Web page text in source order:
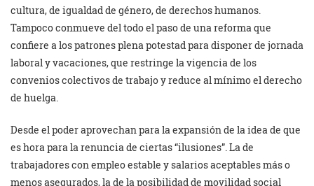
cultura, de igualdad de género, de derechos humanos.
Tampoco conmueve del todo el paso de una reforma que
confiere a los patrones plena potestad para disponer de jornada
laboral y vacaciones, que restringe la vigencia de los
convenios colectivos de trabajo y reduce al mínimo el derecho
de huelga.
Desde el poder aprovechan para la expansión de la idea de que
es hora para la renuncia de ciertas “ilusiones”. La de
trabajadores con empleo estable y salarios aceptables más o
menos asegurados, la de la posibilidad de movilidad social